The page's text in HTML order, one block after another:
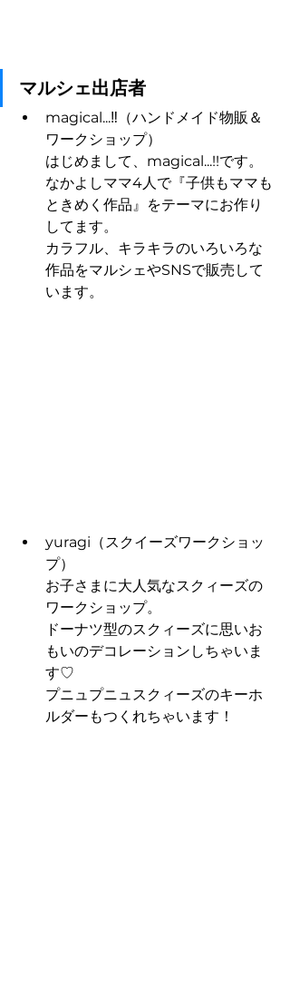
マルシェ出店者
magical...‼︎（ハンドメイド物販＆
ワークショップ）
はじめまして、magical...!!です。
なかよしママ4人で『子供もママも
ときめく作品』をテーマにお作り
してます。
カラフル、キラキラのいろいろな
作品をマルシェやSNSで販売して
います。
yuragi（スクイーズワークショッ
プ）
お子さまに大人気なスクィーズの
ワークショップ。
ドーナツ型のスクィーズに思いお
もいのデコレーションしちゃいま
す♡
プニュプニュスクィーズのキーホ
ルダーもつくれちゃいます！